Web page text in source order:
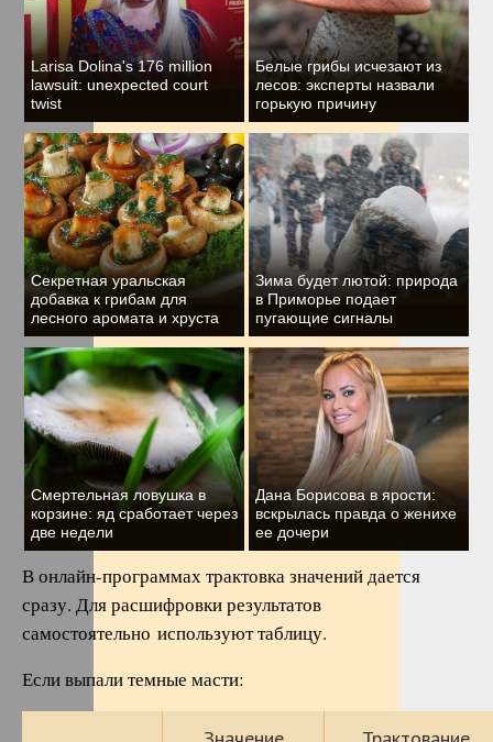
Larisa Dolina's 176 million
lawsuit: unexpected court
twist
Белые грибы исчезают из
лесов: эксперты назвали
горькую причину
Секретная уральская
добавка к грибам для
лесного аромата и хруста
Зима будет лютой: природа
в Приморье подает
пугающие сигналы
Смертельная ловушка в
корзине: яд сработает через
две недели
Дана Борисова в ярости:
вскрылась правда о женихе
ее дочери
В онлайн-программах трактовка значений дается
сразу. Для расшифровки результатов
самостоятельно используют таблицу.
Если выпали темные масти: